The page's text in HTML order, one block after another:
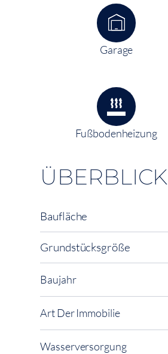
Garage
Fußbodenheizung
ÜBERBLICK
Baufläche
Grundstücksgröße
Baujahr
Art Der Immobilie
Wasserversorgung